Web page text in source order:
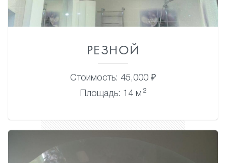
РЕЗНОЙ
Стоимость: 45,000 ₽
Площадь: 14 м 2